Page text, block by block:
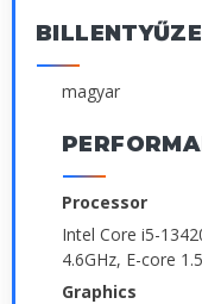
magyar
Processor
Intel Core i5-
4.6GHz, E-core
Graphics